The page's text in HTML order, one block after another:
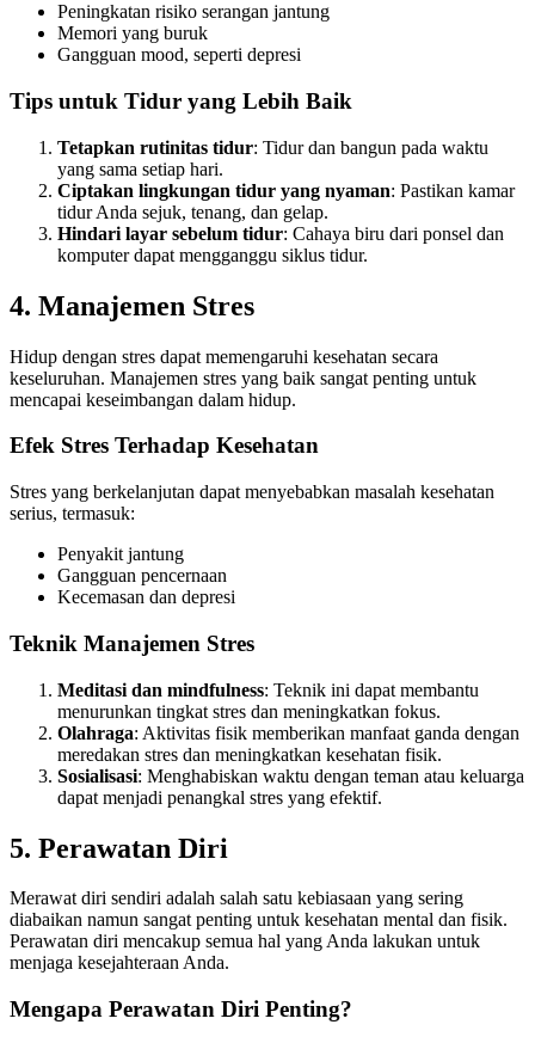
Peningkatan risiko serangan jantung
Memori yang buruk
Gangguan mood, seperti depresi
Tips untuk Tidur yang Lebih Baik
Tetapkan rutinitas tidur: Tidur dan bangun pada waktu
yang sama setiap hari.
Ciptakan lingkungan tidur yang nyaman: Pastikan kamar
tidur Anda sejuk, tenang, dan gelap.
Hindari layar sebelum tidur: Cahaya biru dari ponsel dan
komputer dapat mengganggu siklus tidur.
4. Manajemen Stres
Hidup dengan stres dapat memengaruhi kesehatan secara
keseluruhan. Manajemen stres yang baik sangat penting untuk
mencapai keseimbangan dalam hidup.
Efek Stres Terhadap Kesehatan
Stres yang berkelanjutan dapat menyebabkan masalah kesehatan
serius, termasuk:
Penyakit jantung
Gangguan pencernaan
Kecemasan dan depresi
Teknik Manajemen Stres
Meditasi dan mindfulness: Teknik ini dapat membantu
menurunkan tingkat stres dan meningkatkan fokus.
Olahraga: Aktivitas fisik memberikan manfaat ganda dengan
meredakan stres dan meningkatkan kesehatan fisik.
Sosialisasi: Menghabiskan waktu dengan teman atau keluarga
dapat menjadi penangkal stres yang efektif.
5. Perawatan Diri
Merawat diri sendiri adalah salah satu kebiasaan yang sering
diabaikan namun sangat penting untuk kesehatan mental dan fisik.
Perawatan diri mencakup semua hal yang Anda lakukan untuk
menjaga kesejahteraan Anda.
Mengapa Perawatan Diri Penting?